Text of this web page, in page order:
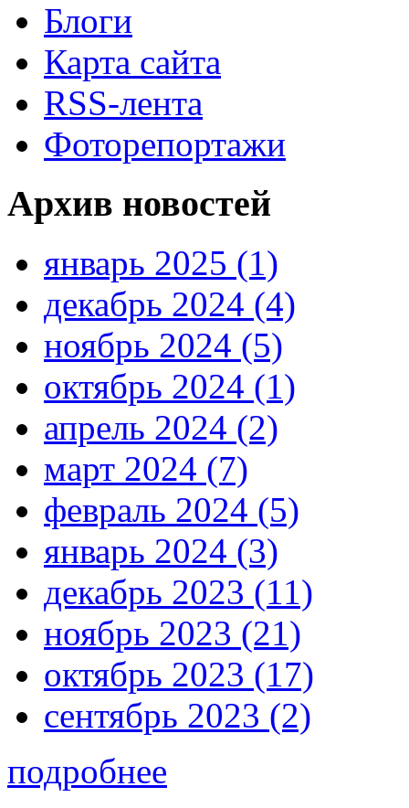
Блоги
Карта сайта
RSS-лента
Фоторепортажи
Архив новостей
январь 2025 (1)
декабрь 2024 (4)
ноябрь 2024 (5)
октябрь 2024 (1)
апрель 2024 (2)
март 2024 (7)
февраль 2024 (5)
январь 2024 (3)
декабрь 2023 (11)
ноябрь 2023 (21)
октябрь 2023 (17)
сентябрь 2023 (2)
подробнее